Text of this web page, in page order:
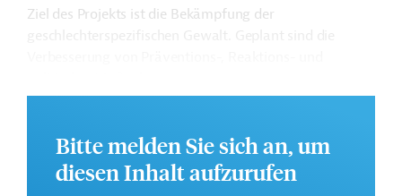
Ziel des Projekts ist die Bekämpfung der
Entwicklungsprojekt finden Sie auf der
.
GTAI informiert über dieADB: Schwerpunkte,
Bitte melden Sie sich an, um
diesen Inhalt aufzurufen